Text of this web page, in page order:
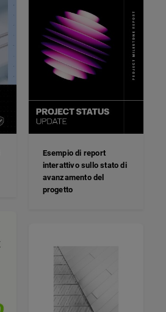
Esempio di report
interattivo sullo stato di
avanzamento del
progetto